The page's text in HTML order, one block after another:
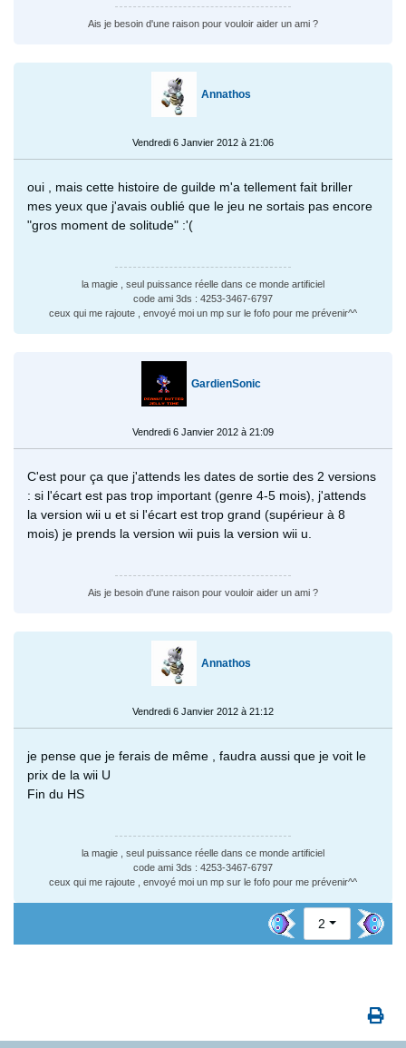
Ais je besoin d'une raison pour vouloir aider un ami ?
Annathos
Vendredi 6 Janvier 2012 à 21:06
oui , mais cette histoire de guilde m'a tellement fait briller
mes yeux que j'avais oublié que le jeu ne sortais pas encore
"gros moment de solitude" :'(
la magie , seul puissance réelle dans ce monde artificiel
code ami 3ds : 4253-3467-6797
ceux qui me rajoute , envoyé moi un mp sur le fofo pour me prévenir^^
GardienSonic
Vendredi 6 Janvier 2012 à 21:09
C'est pour ça que j'attends les dates de sortie des 2 versions
: si l'écart est pas trop important (genre 4-5 mois), j'attends
la version wii u et si l'écart est trop grand (supérieur à 8
mois) je prends la version wii puis la version wii u.
Ais je besoin d'une raison pour vouloir aider un ami ?
Annathos
Vendredi 6 Janvier 2012 à 21:12
je pense que je ferais de même , faudra aussi que je voit le
prix de la wii U
Fin du HS
la magie , seul puissance réelle dans ce monde artificiel
code ami 3ds : 4253-3467-6797
ceux qui me rajoute , envoyé moi un mp sur le fofo pour me prévenir^^
2